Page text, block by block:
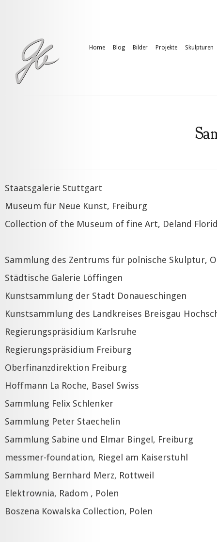
Home Blog Bilder Projekte Skulpturen
Staatsgalerie Stuttgart
Museum für Neue Kunst, Freiburg
Collection of the Museum of fine Art, Deland
Sammlung des Zentrums für polnische Skulptur,
Städtische Galerie Löffingen
Kunstsammlung der Stadt Donaueschingen
Kunstsammlung des Landkreises Breisgau
Regierungspräsidium Karlsruhe
Regierungspräsidium Freiburg
Oberfinanzdirektion Freiburg
Hoffmann La Roche, Basel Swiss
Sammlung Felix Schlenker
Sammlung Peter Staechelin
Sammlung Sabine und Elmar Bingel, Freiburg
messmer-foundation, Riegel am Kaiserstuhl
Sammlung Bernhard Merz, Rottweil
Elektrownia, Radom , Polen
Boszena Kowalska Collection, Polen